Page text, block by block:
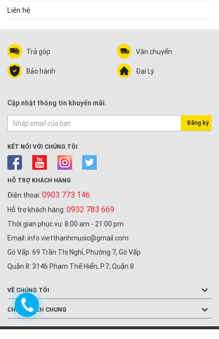
Liên hệ
Trả góp Vận chuyển
Bảo hành Đại Lý
Cập nhật thông tin khuyến mãi.
Đăng ký
KẾT NỐI VỚI CHÚNG TÔI
HỖ TRỢ KHÁCH HÀNG
Điện thoại: 0903 773 146
Hỗ trợ khách hàng: 0932 783 669
Thời gian phục vụ: 8:00 am - 21:00 pm
Email: info.vietthanhmusic@gmail.com
Gò Vấp: 69 Trần Thị Nghỉ, Phường 7, Gò Vấp
Quận 8: 3146 Phạm Thế Hiển, P.7, Quận 8
VỀ CHÚNG TÔI
CHÍNH SÁCH CHUNG